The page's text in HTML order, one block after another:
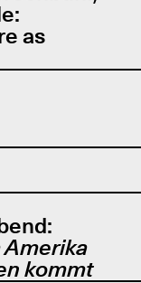
as
kommt